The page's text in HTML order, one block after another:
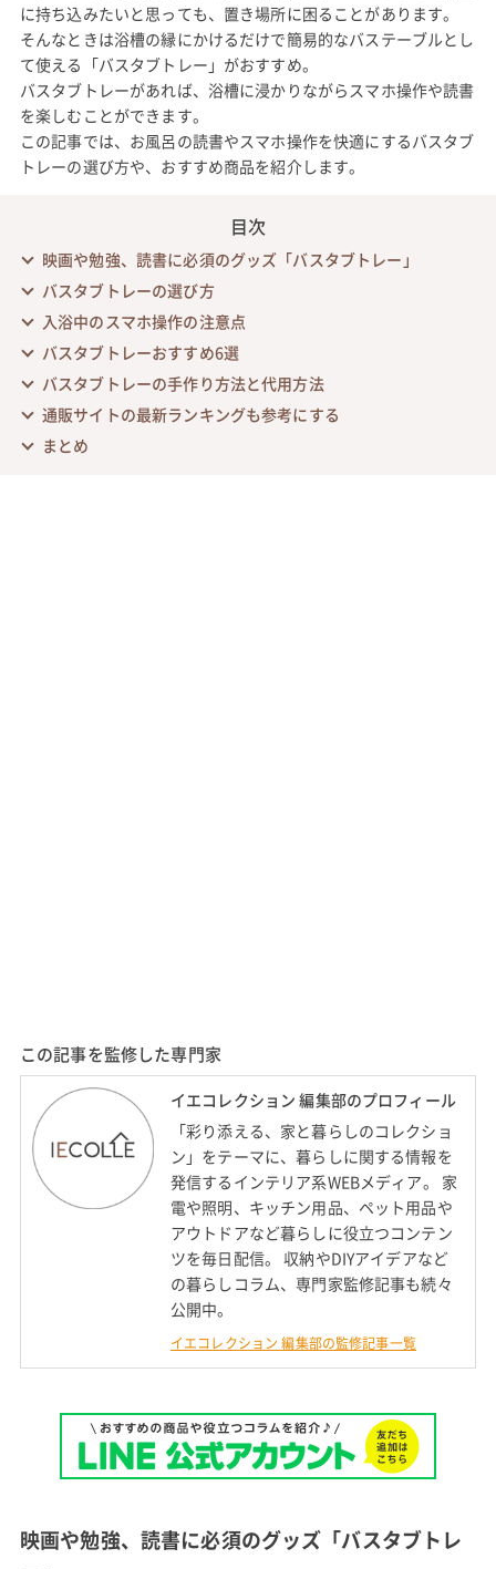
に持ち込みたいと思っても、置き場所に困ることがあります。
そんなときは浴槽の縁にかけるだけで簡易的なバステーブルとし
て使える「バスタブトレー」がおすすめ。
バスタブトレーがあれば、浴槽に浸かりながらスマホ操作や読書
を楽しむことができます。
この記事では、お風呂の読書やスマホ操作を快適にするバスタブ
トレーの選び方や、おすすめ商品を紹介します。
目次
映画や勉強、読書に必須のグッズ「バスタブトレー」
バスタブトレーの選び方
入浴中のスマホ操作の注意点
バスタブトレーおすすめ6選
バスタブトレーの手作り方法と代用方法
通販サイトの最新ランキングも参考にする
まとめ
この記事を監修した専門家
イエコレクション 編集部のプロフィール
「彩り添える、家と暮らしのコレクショ
ン」をテーマに、暮らしに関する情報を
発信するインテリア系WEBメディア。 家
電や照明、キッチン用品、ペット用品や
アウトドアなど暮らしに役立つコンテン
ツを毎日配信。 収納やDIYアイデアなど
の暮らしコラム、専門家監修記事も続々
公開中。
イエコレクション 編集部の監修記事一覧
映画や勉強、読書に必須のグッズ「バスタブトレ